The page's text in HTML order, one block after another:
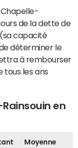
de la dette de
capacité
déterminer le
à rembourser
tous les ans
en
Moyenne